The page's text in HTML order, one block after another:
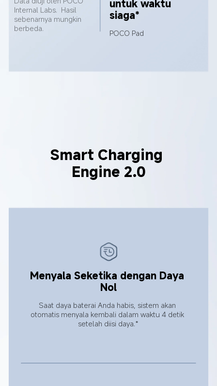
Internal Labs.  Hasil
sebenarnya mungkin
berbeda.
untuk waktu
siaga*
POCO Pad
Smart Charging
Engine 2.0
Menyala Seketika dengan Daya
Nol
Saat daya baterai Anda habis, sistem akan
otomatis menyala kembali dalam waktu 4 detik
setelah diisi daya.*